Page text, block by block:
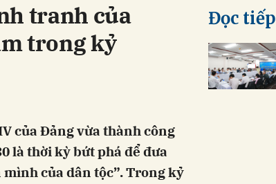
tranh của
trong kỷ
của Đảng vừa thành công
là thời kỳ bứt phá để đưa
của dân tộc”. Trong kỷ
Đọc tiếp
Gửi